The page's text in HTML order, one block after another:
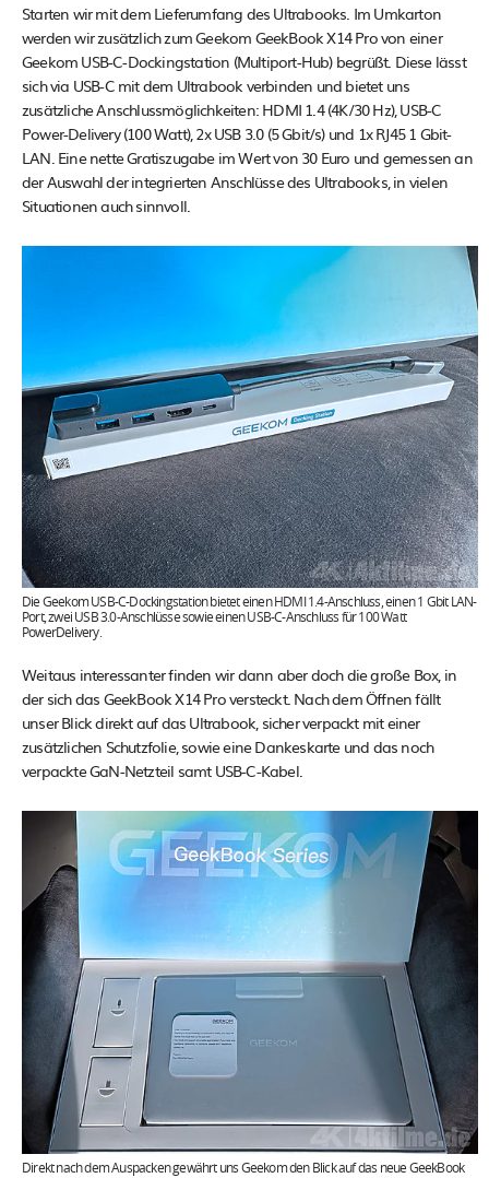
Starten wir mit dem Lieferumfang des Ultrabooks. Im Umkarton
werden wir zusätzlich zum Geekom GeekBook X14 Pro von einer
Geekom USB-C-Dockingstation (Multiport-Hub) begrüßt. Diese lässt
sich via USB-C mit dem Ultrabook verbinden und bietet uns
zusätzliche Anschlussmöglichkeiten: HDMI 1.4 (4K/30 Hz), USB-C
Power-Delivery (100 Watt), 2x USB 3.0 (5 Gbit/s) und 1x RJ45 1 Gbit-
LAN. Eine nette Gratiszugabe im Wert von 30 Euro und gemessen an
der Auswahl der integrierten Anschlüsse des Ultrabooks, in vielen
Situationen auch sinnvoll.
Die Geekom USB-C-Dockingstation bietet einen HDMI 1.4-Anschluss, einen 1 Gbit LAN-
Port, zwei USB 3.0-Anschlüsse sowie einen USB-C-Anschluss für 100 Watt
PowerDelivery.
Weitaus interessanter finden wir dann aber doch die große Box, in
der sich das GeekBook X14 Pro versteckt. Nach dem Öffnen fällt
unser Blick direkt auf das Ultrabook, sicher verpackt mit einer
zusätzlichen Schutzfolie, sowie eine Dankeskarte und das noch
verpackte GaN-Netzteil samt USB-C-Kabel.
Direkt nach dem Auspacken gewährt uns Geekom den Blick auf das neue GeekBook